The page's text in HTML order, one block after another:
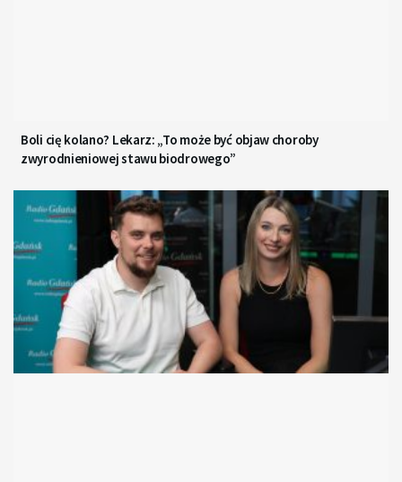
Boli cię kolano? Lekarz: „To może być objaw choroby
zwyrodnieniowej stawu biodrowego”